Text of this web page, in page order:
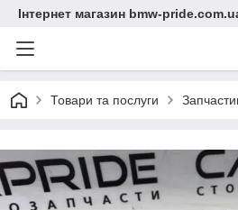
Інтернет магазин bmw-
Товари та послуги